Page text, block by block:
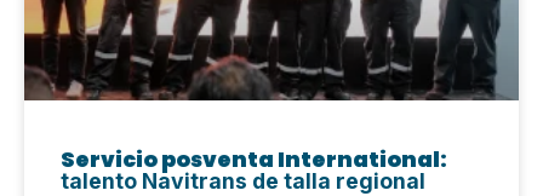
Servicio posventa International:
talento Navitrans de talla regional